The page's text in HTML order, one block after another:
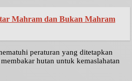
Mahram dan Bukan Mahram
peraturan yang ditetapkan
hutan untuk kemaslahatan